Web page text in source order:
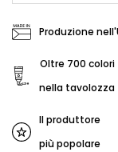
Produzione
Oltre 700 colori
nella tavolozza
Il produttore
più popolare